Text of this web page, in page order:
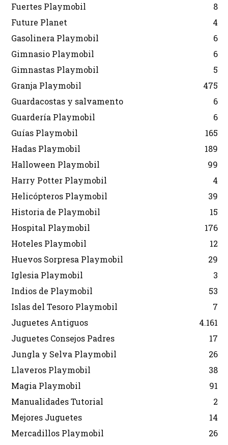
Fuertes Playmobil
8
Future Planet
4
Gasolinera Playmobil
6
Gimnasio Playmobil
6
Gimnastas Playmobil
5
Granja Playmobil
475
Guardacostas y salvamento
6
Guardería Playmobil
6
Guías Playmobil
165
Hadas Playmobil
189
Halloween Playmobil
99
Harry Potter Playmobil
4
Helicópteros Playmobil
39
Historia de Playmobil
15
Hospital Playmobil
176
Hoteles Playmobil
12
Huevos Sorpresa Playmobil
29
Iglesia Playmobil
3
Indios de Playmobil
53
Islas del Tesoro Playmobil
7
Juguetes Antiguos
4.161
Juguetes Consejos Padres
17
Jungla y Selva Playmobil
26
Llaveros Playmobil
38
Magia Playmobil
91
Manualidades Tutorial
2
Mejores Juguetes
14
Mercadillos Playmobil
26